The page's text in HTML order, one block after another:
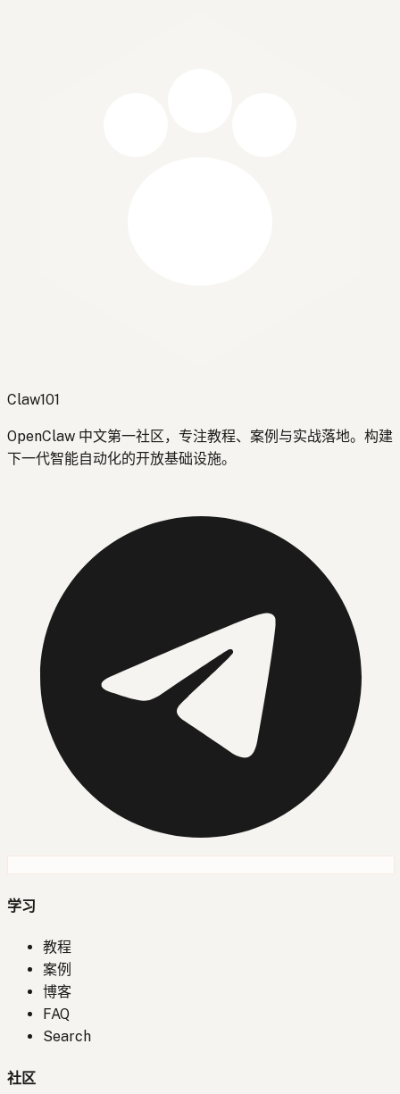
Claw101
OpenClaw 中文第一社区，专注教程、案例与实战落地。构建
下一代智能自动化的开放基础设施。
学习
教程
案例
博客
FAQ
Search
社区